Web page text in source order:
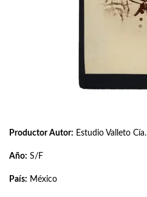
Productor Autor: Estudio Valleto Cía.
Año: S/F
País: México